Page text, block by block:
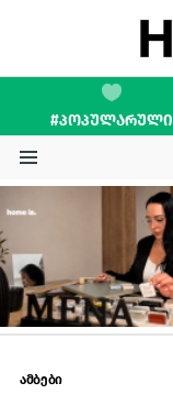
#ᲞᲝᲞᲣᲚᲐᲠᲣᲚᲘ
STORIES
ამბები